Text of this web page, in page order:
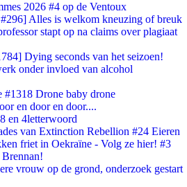
2026 #4 op de Ventoux
Alles is welkom kneuzing of breuk
stapt op na claims over plagiaat
Dying seconds van het seizoen!
onder invloed van alcohol
#1318 Drone baby drone
en door en door....
en 4letterwoord
van Extinction Rebellion #24 Eieren
friet in Oekraïne - Volg ze hier! #3
vrouw op de grond, onderzoek gestart